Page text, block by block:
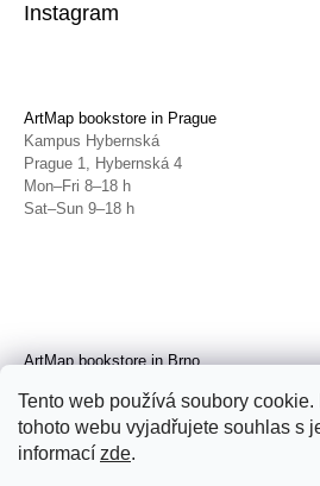
Tento web používá soubory
tohoto webu vyjadřujete souhlas s
informací zde.
Instagram
ArtMap bookstore in Prague
Kampus Hybernská
Prague 1, Hybernská 4
Mon–Fri 8–18 h
Sat–Sun 9–18 h
ArtMap bookstore in Brno
Brno, Radnická 4
Tue–Fri 11–19 h
Sat 14–19 h